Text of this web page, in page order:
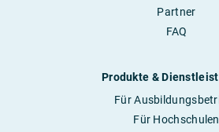
Partner
FAQ
Produkte &
Für
Für Hochschulen